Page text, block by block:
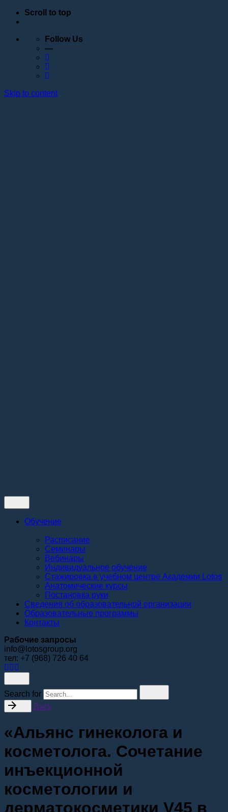
Scroll to top
Follow Us
—
Skip to content
Обучение
Расписание
Семинары
Вебинары
Индивидуальное обучение
Стажировка в учебном центре Академии Lotos
Анатомические курсы
Постановка руки
Сведения об образовательной организации
Образовательные программы
Контакты
Рабочие запросы
info@lotosgroup.org
тел: +7 (968) 726 40 64
Search for
Back
«Альянс гинеколога и
косметолога. Сочетание
инъекционной
косметологии и
дерматокосметики V45 в